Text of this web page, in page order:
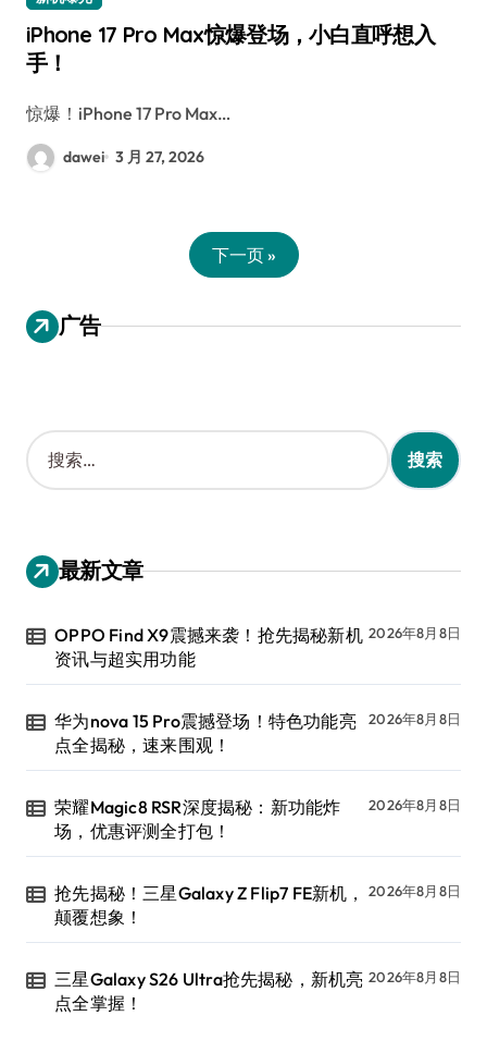
iPhone 17 Pro Max惊爆登场，小白直呼想入
手！
惊爆！iPhone 17 Pro Max…
dawei 3 月 27, 2026
下一页 »
广告
搜
索
：
最新文章
OPPO Find X9震撼来袭！抢先揭秘新机
资讯与超实用功能
2026年8月8日
华为nova 15 Pro震撼登场！特色功能亮
点全揭秘，速来围观！
2026年8月8日
荣耀Magic8 RSR深度揭秘：新功能炸
场，优惠评测全打包！
2026年8月8日
抢先揭秘！三星Galaxy Z Flip7 FE新机，
颠覆想象！
2026年8月8日
三星Galaxy S26 Ultra抢先揭秘，新机亮
点全掌握！
2026年8月8日